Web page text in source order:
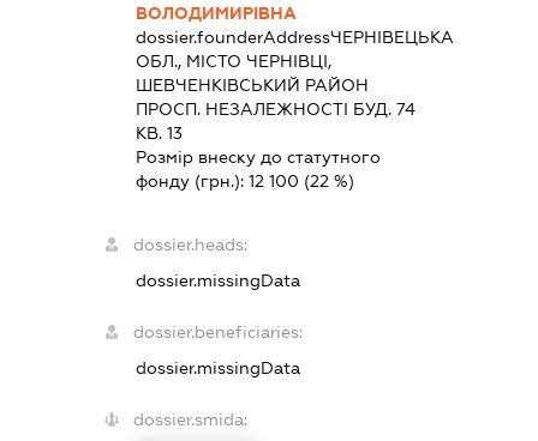
ВОЛОДИМИРІВНА
dossier.founderAddressЧЕРНІВЕЦЬКА
ОБЛ., МІСТО ЧЕРНІВЦІ,
ШЕВЧЕНКІВСЬКИЙ РАЙОН
ПРОСП. НЕЗАЛЕЖНОСТІ БУД. 74
КВ. 13
Розмір внеску до статутного
фонду (грн.): 12 100 (22 %)
dossier.heads:
dossier.missingData
dossier.beneficiaries:
dossier.missingData
dossier.smida: